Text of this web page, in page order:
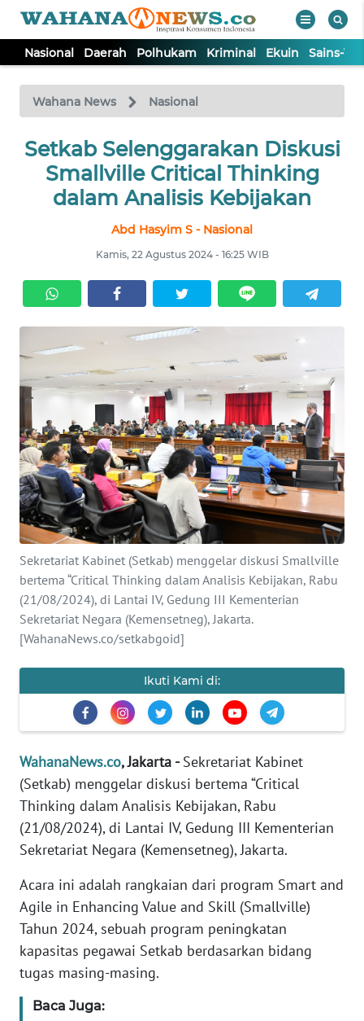
Nasional Daerah Polhukam Kriminal Ekuin Sains-
Wahana News Nasional
Setkab Selenggarakan Diskusi
Smallville Critical Thinking
dalam Analisis Kebijakan
Abd Hasyim S - Nasional
Kamis, 22 Agustus 2024 - 16:25 WIB
Sekretariat Kabinet (Setkab) menggelar diskusi Smallville
bertema “Critical Thinking dalam Analisis Kebijakan, Rabu
(21/08/2024), di Lantai IV, Gedung III Kementerian
Sekretariat Negara (Kemensetneg), Jakarta.
[WahanaNews.co/setkabgoid]
Ikuti Kami di:
WahanaNews.co, Jakarta -Sekretariat Kabinet
(Setkab) menggelar diskusi bertema “Critical
Thinking dalam Analisis Kebijakan, Rabu
(21/08/2024), di Lantai IV, Gedung III Kementerian
Sekretariat Negara (Kemensetneg), Jakarta.
Acara ini adalah rangkaian dari program Smart and
Agile in Enhancing Value and Skill (Smallville)
Tahun 2024, sebuah program peningkatan
kapasitas pegawai Setkab berdasarkan bidang
tugas masing-masing.
Baca Juga:
TV
Tutup
NASIONAL
DAERAH
KRIMINAL
EKUIN
SAINS-TEKNO
KESEHATAN
INTERNASIONAL
SERBA-SERBI
PENDIDIKAN
OLAHRAGA
OPINI
EDITORIAL
Informasi
INDEKS
BERITA
KONTAK
KAMI
INFO
IKLAN
TENTANG
KAMI
PEDOMAN